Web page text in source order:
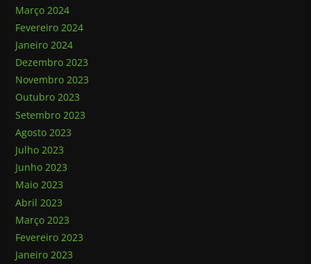
Março 2024
Fevereiro 2024
Janeiro 2024
Dezembro 2023
Novembro 2023
Outubro 2023
Setembro 2023
Agosto 2023
Julho 2023
Junho 2023
Maio 2023
Abril 2023
Março 2023
Fevereiro 2023
Janeiro 2023